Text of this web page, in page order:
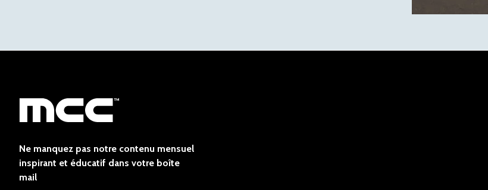
Ne manquez pas notre contenu mensuel
inspirant et éducatif dans votre boîte
mail